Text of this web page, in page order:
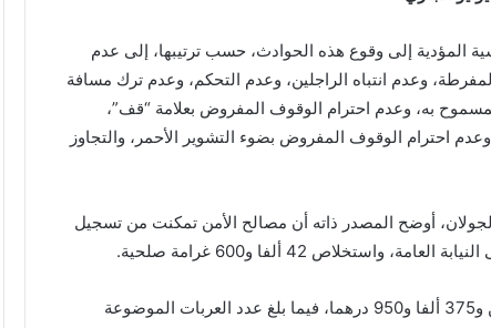
المؤدية إلى وقوع هذه الحوادث، حسب ترتيبها، إلى عدم
وعدم انتباه الراجلين، وعدم التحكم، وعدم ترك مسافة
المسموح به، وعدم احترام الوقوف المفروض بعلامة “قف”،
احترام الوقوف المفروض بضوء التشوير الأحمر، والتجاوز
أوضح المصدر ذاته أن مصالح الأمن تمكنت من تسجيل
وأشار البلاغ إلى أن المبلغ المتحصل عليه بلغ 09 ملايين و375 ألفا و950 درهما، فيما بلغ عدد العربات الموضوعة